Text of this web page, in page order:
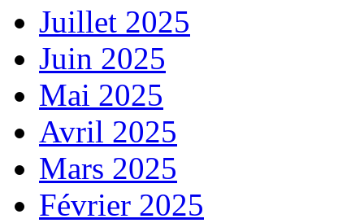
Juillet 2025
Juin 2025
Mai 2025
Avril 2025
Mars 2025
Février 2025